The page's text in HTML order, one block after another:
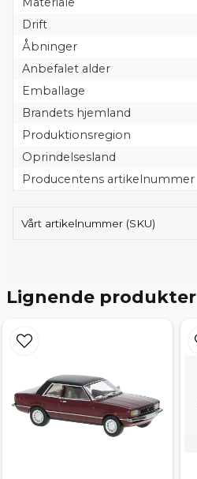
Drift
Åbninger
Anbefalet alder
Emballage
Brandets hjemland
Produktionsregion
Oprindelsesland
Producentens artikelnummer
Vårt artikelnummer (SKU)
Lignende produkter